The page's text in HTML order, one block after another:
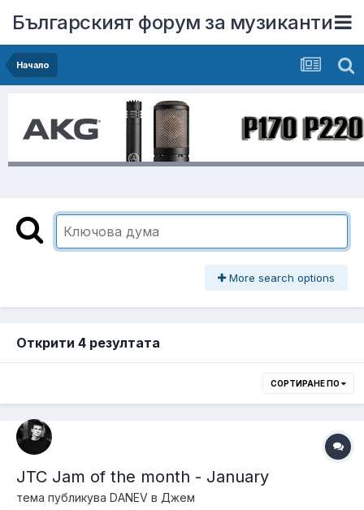
Българският форум за музиканти
Начало
More search options
Открити 4 резултата
СОРТИРАНЕ ПО
JTC Jam of the month - January
тема публикува DANEV в Джем